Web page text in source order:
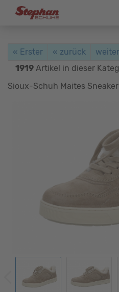
« Erster « zurück
1919 Artikel in dieser
Sioux-Schuh Maites Sneaker